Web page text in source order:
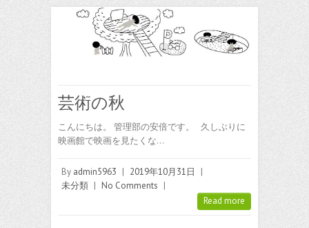
芸術の秋
こんにちは。 管理部の安倍です。 久しぶりに
映画館で映画を見たくな…
By admin5963 | 2019年10月31日
|
未分類 | No Comments |
Read more